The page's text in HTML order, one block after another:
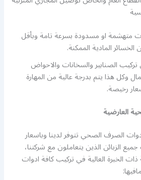
متهشمة او مسدودة بسرعة تامة وبأقل
المادية الممكنة.
تركيب الصنابير والسخانات والاحواض
وكل هذا يتم بدرجة عالية من المهارة
رخيصة.
العارضية
الصرف الصحي تتوفر لدينا وباسعار
الزبائن الذين يتعاملون مع شركتنا،
الخبرة العالية في تركيب كافة ادوات